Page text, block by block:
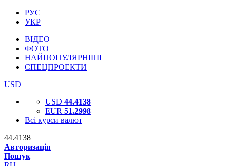
РУС
УКР
ВІДЕО
ФОТО
НАЙПОПУЛЯРНІШІ
СПЕЦПРОЕКТИ
USD
USD 44.4138
EUR 51.2998
Всі курси валют
44.4138
Авторизація
Пошук